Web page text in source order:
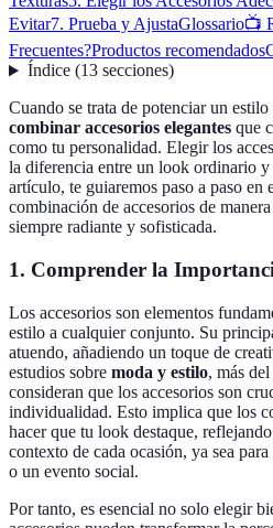
Evitar7. Prueba y AjustaGlossario📺
Frecuentes?Productos recomendados
Índice(13 secciones)
Cuando se trata de potenciar un
combinar accesorios elegantes que
como tu personalidad. Elegir los
la diferencia entre un look ordinario
artículo, te guiaremos paso a paso en
combinación de accesorios de
siempre radiante y sofisticada.
1. Comprender la
Los accesorios son elementos
estilo a cualquier conjunto. Su
atuendo, añadiendo un toque de
estudios sobre moda y estilo, más
consideran que los accesorios son
individualidad. Esto implica que los
hacer que tu look destaque,
contexto de cada ocasión, ya sea
o un evento social.
Por tanto, es esencial no solo elegir